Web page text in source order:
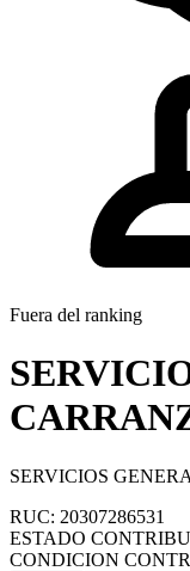
Fuera del ranking
SERVICIOS
RUC: 20307286531
ESTADO
CONDICION